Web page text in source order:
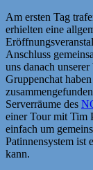
Am ersten Tag
erhielten eine
Anschluss
uns danach
Gruppenchat
Serverräume des
einer Tour mit Tim
einfach um
Patinnensystem ist
kann.